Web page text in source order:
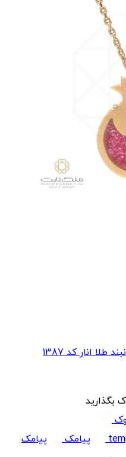
طلا انار کد 1387
بگذارید
پیامک پیامک